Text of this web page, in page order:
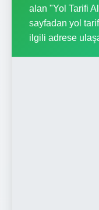
alan "Yol Tarifi
sayfadan yol
ilgili adrese